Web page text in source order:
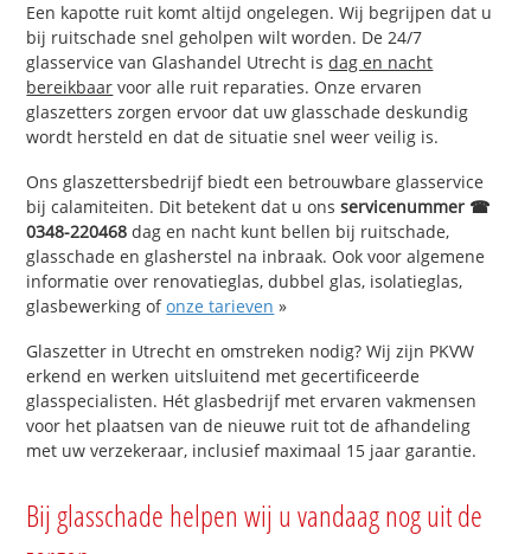
Een kapotte ruit komt altijd ongelegen. Wij begrijpen dat u
bij ruitschade snel geholpen wilt worden. De 24/7
glasservice van Glashandel Utrecht isdag en nacht
bereikbaar voor alle ruit reparaties. Onze ervaren
glaszetters zorgen ervoor dat uw glasschade deskundig
wordt hersteld en dat de situatie snel weer veilig is.
Ons glaszettersbedrijf biedt een betrouwbare glasservice
bij calamiteiten. Dit betekent dat u onsservicenummer ☎
0348-220468 dag en nacht kunt bellen bij ruitschade,
glasschade en glasherstel na inbraak. Ook voor algemene
informatie over renovatieglas, dubbel glas, isolatieglas,
glasbewerking ofonze tarieven »
Glaszetter in Utrecht en omstreken nodig? Wij zijn PKVW
erkend en werken uitsluitend met gecertificeerde
glasspecialisten. Hét glasbedrijf met ervaren vakmensen
voor het plaatsen van de nieuwe ruit tot de afhandeling
met uw verzekeraar, inclusief maximaal 15 jaar garantie.
Bij glasschade helpen wij u vandaag nog uit de